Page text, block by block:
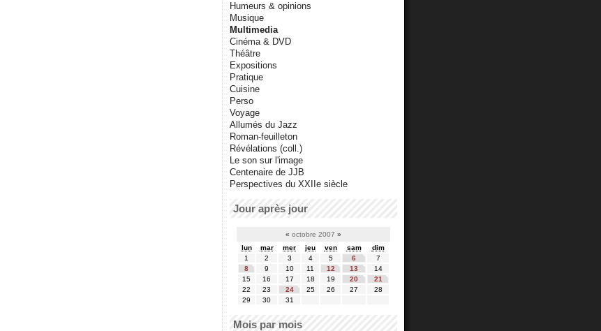
Humeurs & opinions
Musique
Multimedia
Cinéma & DVD
Théâtre
Expositions
Pratique
Cuisine
Perso
Voyage
Allumés du Jazz
Roman-feuilleton
Révélations (coll.)
Le son sur l'image
Centenaire de JJB
Perspectives du XXIIe siècle
Jour après jour
« octobre 2007 »
lun
mar mer jeu ven sam
dim
1
2 3 4 5 6
7
8
9 10 11 12 13
14
15
16 17 18 19 20
21
22
23 24 25 26 27
28
29
30 31
Mois par mois